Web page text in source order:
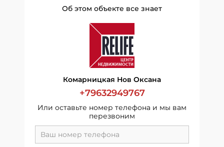
Об этом объекте все знает
Комарницкая Нов Оксана
+79632949767
Или оставьте номер телефона и мы вам
перезвоним